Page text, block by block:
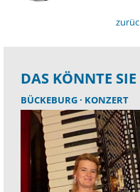
DAS KÖNNTE
BÜCKEBURG KONZERT